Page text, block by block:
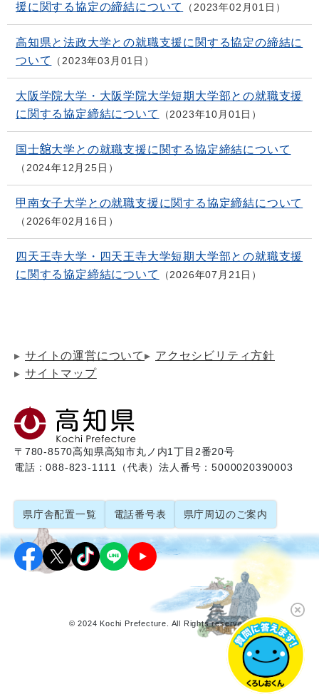
援に関する協定の締結について
2023年02月01日
高知県と法政大学との就職支援に関する協定の締結に
ついて
2023年03月01日
大阪学院大学・大阪学院大学短期大学部との就職支援
に関する協定締結について
2023年10月01日
国士舘大学との就職支援に関する協定締結について
2024年12月25日
甲南女子大学との就職支援に関する協定締結について
2026年02月16日
四天王寺大学・四天王寺大学短期大学部との就職支援
に関する協定締結について
2026年07月21日
サイトの運営について
アクセシビリティ方針
サイトマップ
〒780-8570高知県高知市丸ノ内1丁目2番20号
電話：088-823-1111（代表）法人番号：5000020390003
県庁舎配置一覧 電話番号表 県庁周辺のご案内
© 2024 Kochi Prefecture. All Rights reserved.